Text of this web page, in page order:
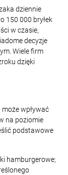
dziennie
150 000 bryłek
w czasie,
decyzje
Wiele firm
dzięki
wpływać
na poziomie
podstawowe
hamburgerowe;